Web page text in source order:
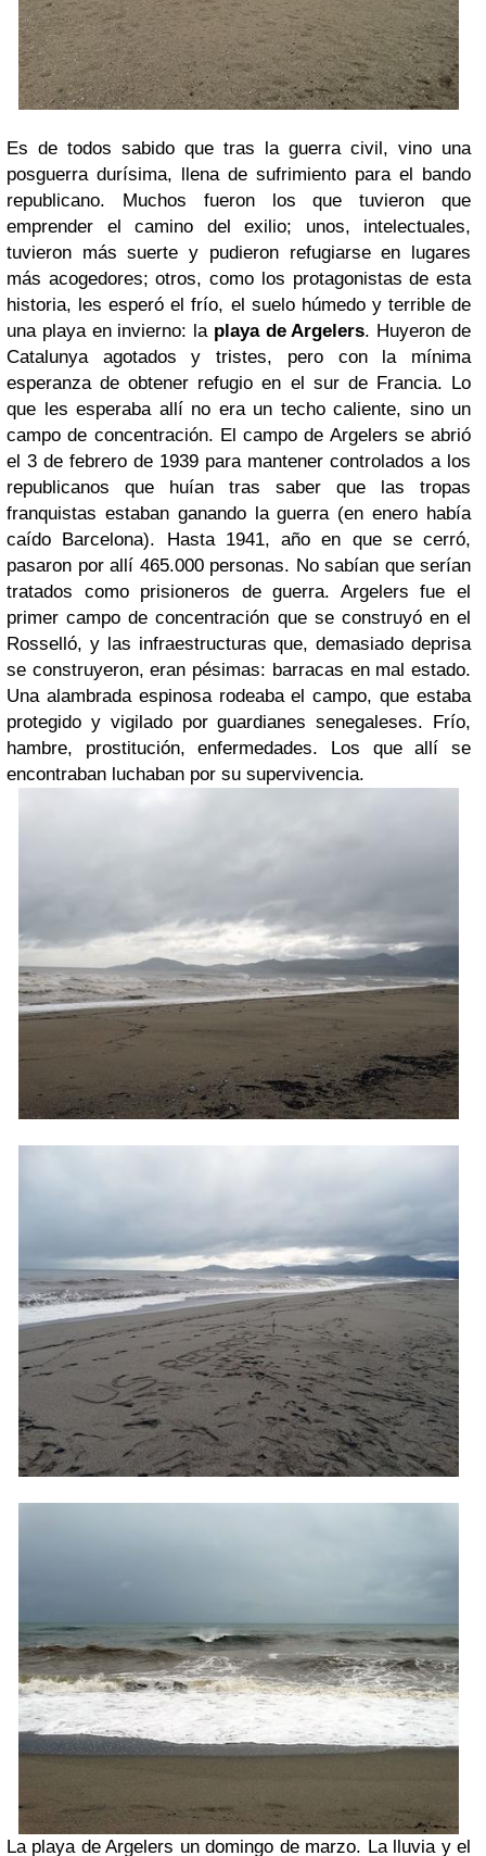
Es de todos sabido que tras la guerra civil, vino una
posguerra durísima, llena de sufrimiento para el bando
republicano. Muchos fueron los que tuvieron que
emprender el camino del exilio; unos, intelectuales,
tuvieron más suerte y pudieron refugiarse en lugares
más acogedores; otros, como los protagonistas de esta
historia, les esperó el frío, el suelo húmedo y terrible de
una playa en invierno: la playa de Argelers. Huyeron de
Catalunya agotados y tristes, pero con la mínima
esperanza de obtener refugio en el sur de Francia. Lo
que les esperaba allí no era un techo caliente, sino un
campo de concentración. El campo de Argelers se abrió
el 3 de febrero de 1939 para mantener controlados a los
republicanos que huían tras saber que las tropas
franquistas estaban ganando la guerra (en enero había
caído Barcelona). Hasta 1941, año en que se cerró,
pasaron por allí 465.000 personas. No sabían que serían
tratados como prisioneros de guerra. Argelers fue el
primer campo de concentración que se construyó en el
Rosselló, y las infraestructuras que, demasiado deprisa
se construyeron, eran pésimas: barracas en mal estado.
Una alambrada espinosa rodeaba el campo, que estaba
protegido y vigilado por guardianes senegaleses. Frío,
hambre, prostitución, enfermedades. Los que allí se
encontraban luchaban por su supervivencia.
La playa de Argelers un domingo de marzo. La lluvia y el